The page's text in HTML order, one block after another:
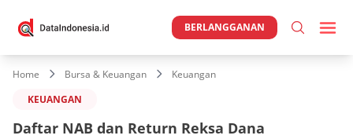
BERLANGGANAN
Home Bursa & Keuangan
Keuangan
KEUANGAN
Daftar NAB dan Return Reksa Dana